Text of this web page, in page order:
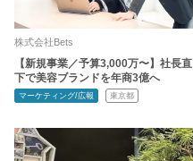
株式会社Bets
【新規事業／予算3,000万〜】社長直
下で美容ブランドを年商3億へ
マーケティング/広報 東京都